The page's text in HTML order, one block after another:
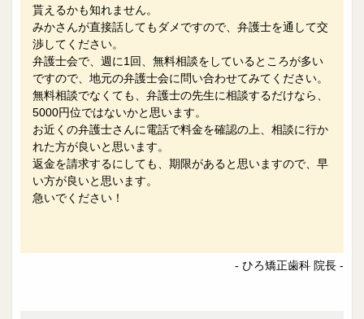
貰えるかも知れません。
みかさんが直接話してもダメですので、弁護士を通して交
渉してください。
弁護士会で、週に1回、無料相談をしているところが多い
ですので、地元の弁護士会に問い合わせてみてください。
無料相談でなくても、弁護士の先生に相談するだけなら、
5000円位ではないかと思います。
お近くの弁護士さんに電話で料金を確認の上、相談に行か
れた方が良いと思います。
返金を請求するにしても、期限があると思いますので、早
い方が良いと思います。
急いでください！
- ひろ矯正歯科 院長 -